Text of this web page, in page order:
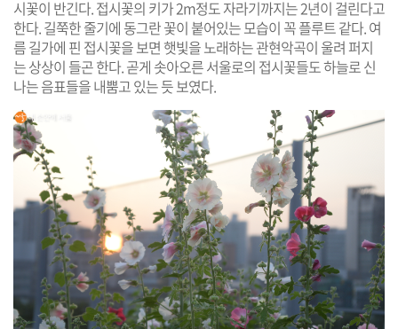
시꽃이 반긴다. 접시꽃의 키가 2m정도 자라기까지는 2년이 걸린다고
한다. 길쭉한 줄기에 동그란 꽃이 붙어있는 모습이 꼭 플루트 같다. 여
름 길가에 핀 접시꽃을 보면 햇빛을 노래하는 관현악곡이 울려 퍼지
는 상상이 들곤 한다. 곧게 솟아오른 서울로의 접시꽃들도 하늘로 신
나는 음표들을 내뿜고 있는 듯 보였다.